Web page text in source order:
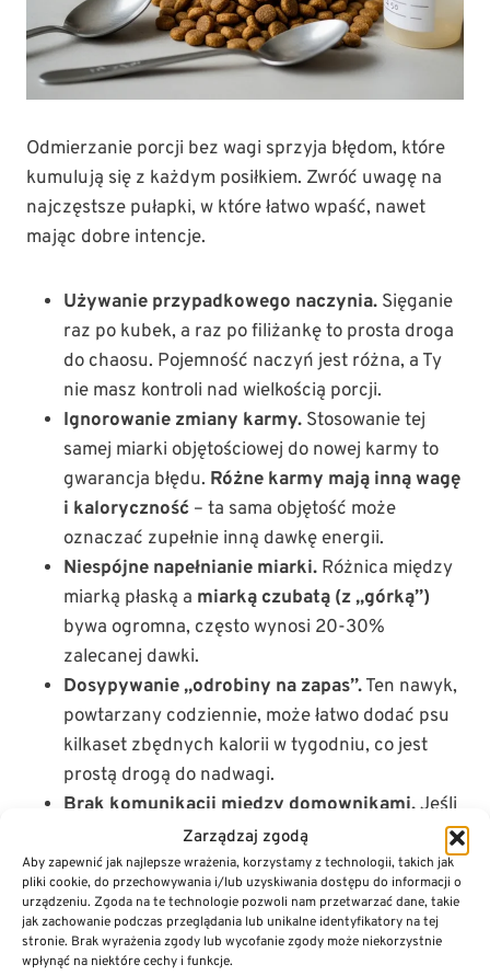
Zarządzaj zgodą
Aby zapewnić jak najlepsze wrażenia, korzystamy z technologii, takich jak
pliki cookie, do przechowywania i/lub uzyskiwania dostępu do informacji o
urządzeniu. Zgoda na te technologie pozwoli nam przetwarzać dane, takie
jak zachowanie podczas przeglądania lub unikalne identyfikatory na tej
stronie. Brak wyrażenia zgody lub wycofanie zgody może niekorzystnie
wpłynąć na niektóre cechy i funkcje.
Odmierzanie porcji bez wagi sprzyja błędom, które
kumulują się z każdym posiłkiem. Zwróć uwagę na
najczęstsze pułapki, w które łatwo wpaść, nawet
mając dobre intencje.
Używanie przypadkowego naczynia. Sięganie
raz po kubek, a raz po filiżankę to prosta droga
do chaosu. Pojemność naczyń jest różna, a Ty
nie masz kontroli nad wielkością porcji.
Ignorowanie zmiany karmy. Stosowanie tej
samej miarki objętościowej do nowej karmy to
gwarancja błędu. Różne karmy mają inną wagę
i kaloryczność – ta sama objętość może
oznaczać zupełnie inną dawkę energii.
Niespójne napełnianie miarki. Różnica między
miarką płaską a miarką czubatą (z „górką”)
bywa ogromna, często wynosi 20-30%
zalecanej dawki.
Dosypywanie „odrobiny na zapas”.Ten nawyk,
powtarzany codziennie, może łatwo dodać psu
kilkaset zbędnych kalorii w tygodniu, co jest
prostą drogą do nadwagi.
Brak komunikacji między domownikami.Jeśli
psem opiekuje się kilka osób bez ustalonego
systemu, pies może przez pomyłkę dostać
podwójny posiłek lub zostać pominiętyprzy
karmieniu.
Nalewanie karmy prosto z worka do miski.To